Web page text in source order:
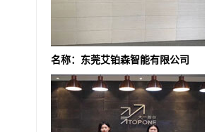
名称：东莞艾铂森智能有限公司